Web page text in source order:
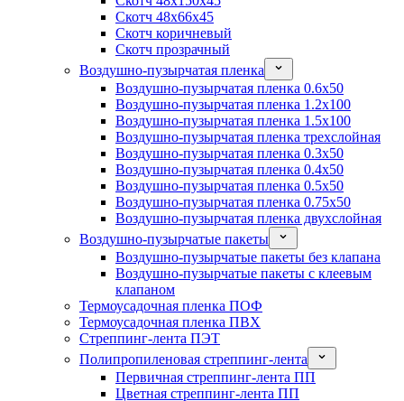
Скотч 48x66x45
Скотч коричневый
Скотч прозрачный
Воздушно-пузырчатая пленка
Воздушно-пузырчатая пленка 0.6x50
Воздушно-пузырчатая пленка 1.2x100
Воздушно-пузырчатая пленка 1.5x100
Воздушно-пузырчатая пленка трехслойная
Воздушно-пузырчатая пленка 0.3x50
Воздушно-пузырчатая пленка 0.4x50
Воздушно-пузырчатая пленка 0.5x50
Воздушно-пузырчатая пленка 0.75x50
Воздушно-пузырчатая пленка двухслойная
Воздушно-пузырчатые пакеты
Воздушно-пузырчатые пакеты без клапана
Воздушно-пузырчатые пакеты с клеевым
клапаном
Термоусадочная пленка ПОФ
Термоусадочная пленка ПВХ
Стреппинг-лента ПЭТ
Полипропиленовая стреппинг-лента
Первичная стреппинг-лента ПП
Цветная стреппинг-лента ПП